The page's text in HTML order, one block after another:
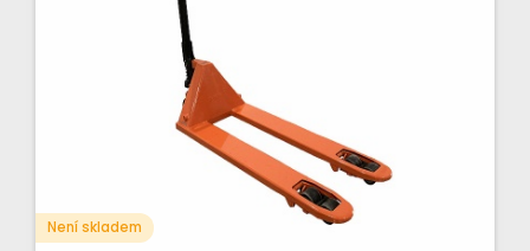
Není skladem